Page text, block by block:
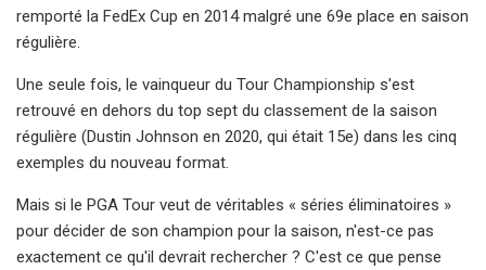
remporté la FedEx Cup en 2014 malgré une 69e place en saison
régulière.
Une seule fois, le vainqueur du Tour Championship s'est
retrouvé en dehors du top sept du classement de la saison
régulière (Dustin Johnson en 2020, qui était 15e) dans les cinq
exemples du nouveau format.
Mais si le PGA Tour veut de véritables « séries éliminatoires »
pour décider de son champion pour la saison, n'est-ce pas
exactement ce qu'il devrait rechercher ? C'est ce que pense